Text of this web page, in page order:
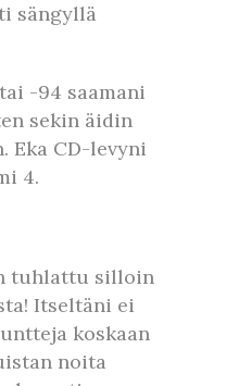
sängyllä
-94 saamani
sekin äidin
Eka CD-levyni
4.
tuhlattu silloin
Itseltäni ei
koskaan
noita